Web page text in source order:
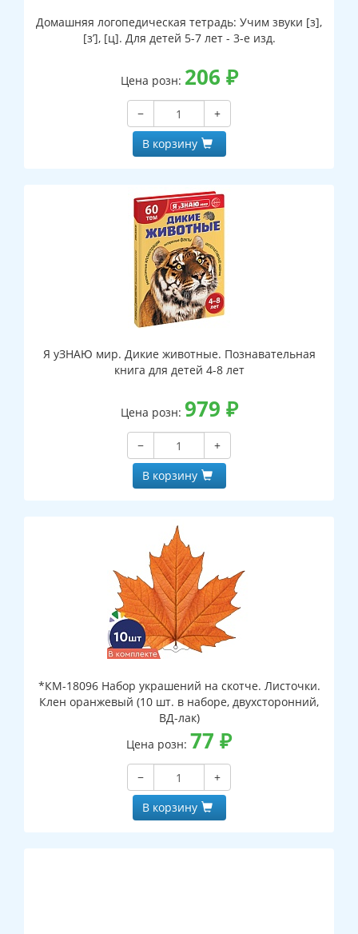
Домашняя логопедическая тетрадь: Учим звуки [з],
[з’], [ц]. Для детей 5-7 лет - 3-е изд.
Цена розн: 206 ₽
−
+
В корзину
Я уЗНАЮ мир. Дикие животные. Познавательная
книга для детей 4-8 лет
Цена розн: 979 ₽
−
+
В корзину
*КМ-18096 Набор украшений на скотче. Листочки.
Клен оранжевый (10 шт. в наборе, двухсторонний,
ВД-лак)
Цена розн: 77 ₽
−
+
В корзину